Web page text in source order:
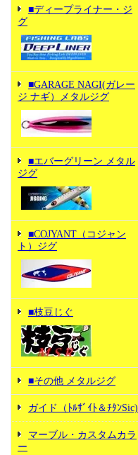
■ディープライナー・ジ
グ
■GARAGE NAGI(ガレー
ジ ナギ）メタルジグ
■エバーグリーン メタル
ジグ
■COJYANT（コジャン
ト）ジグ
■枝豆じぐ
■その他 メタルジグ
ガイド（ﾄﾙｻﾞｲﾄ＆ﾁﾀﾝSic)
マーブル・カスタムカラ
ー